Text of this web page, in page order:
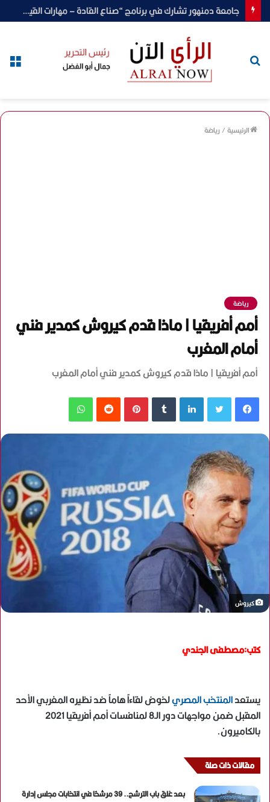
جامعة دمنهور تشارك في برنامج “صناع القادة – مهارات القيادة والتواصل الفعال” لتنمية قدرات أعضاء الهيئة المعاونة
الرئيسية/رياضة
رياضة
أمم أفريقيا | ماذا قدم كيروش كمدير فني
أمام المغرب
أمم أفريقيا | ماذا قدم كيروش كمدير فني أمام المغرب
فيسبوك لينكدإن بينتيريست
كيروش
كتب:مصطفى الجندي
يستعدالمنتخب المصريلخوض لقاءاً هاماً ضد نظيره المغربي الأحد
المقبل ضمن مواجهات دور الـ8 لمنافسات أمم أفريقيا 2021
بالكاميرون.
مقالات ذات صلة
بعد غلق باب الترشح.. 39 مرشحًا في انتخابات مجلس إدارة